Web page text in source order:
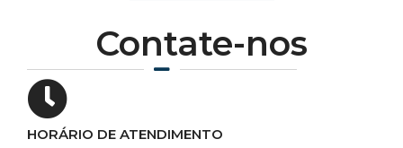
Contate-nos
HORÁRIO DE ATENDIMENTO